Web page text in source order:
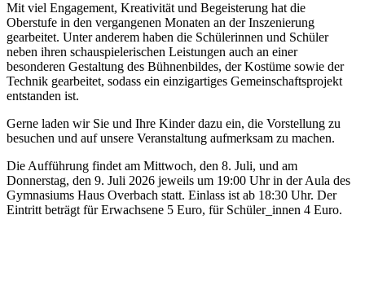
Mit viel Engagement, Kreativität und Begeisterung hat die
Oberstufe in den vergangenen Monaten an der Inszenierung
gearbeitet. Unter anderem haben die Schülerinnen und Schüler
neben ihren schauspielerischen Leistungen auch an einer
besonderen Gestaltung des Bühnenbildes, der Kostüme sowie der
Technik gearbeitet, sodass ein einzigartiges Gemeinschaftsprojekt
entstanden ist.
Gerne laden wir Sie und Ihre Kinder dazu ein, die Vorstellung zu
besuchen und auf unsere Veranstaltung aufmerksam zu machen.
Die Aufführung findet am Mittwoch, den 8. Juli, und am
Donnerstag, den 9. Juli 2026 jeweils um 19:00 Uhr in der Aula des
Gymnasiums Haus Overbach statt. Einlass ist ab 18:30 Uhr. Der
Eintritt beträgt für Erwachsene 5 Euro, für Schüler_innen 4 Euro.